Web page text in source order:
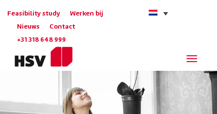
Feasibility study Werken bij
Nieuws Contact
+31 318 648 999